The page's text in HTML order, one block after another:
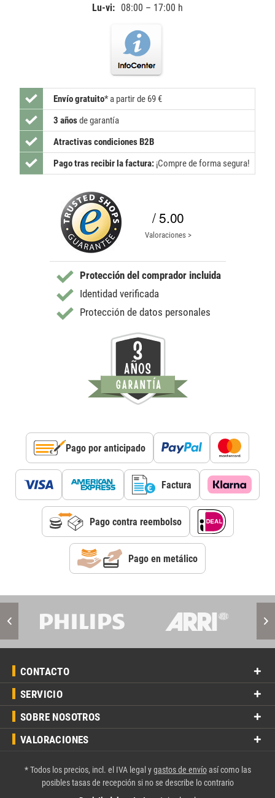
Lu-vi: 08:00 – 17:00 h
Envío gratuito* a partir de 69 €
3 añosde garantía
Atractivas condiciones B2B
Pago tras recibir la factura: ¡Compre de forma segura!
/ 5.00
Valoraciones >
Protección del comprador incluida
Identidad verificada
Protección de datos personales
Pago por anticipado
Factura
Pago contra reembolso
Pago en metálico
CONTACTO
SERVICIO
SOBRE NOSOTROS
VALORACIONES
* Todos los precios, incl. el IVA legal ygastos de envíoasí como las
posibles tasas de recepción si no se describe lo contrario